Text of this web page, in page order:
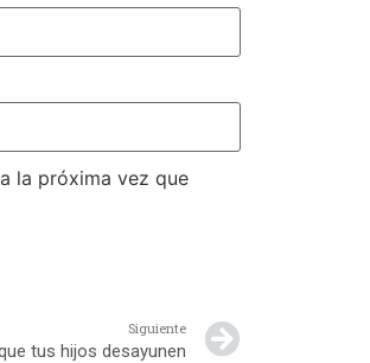
la próxima vez que
Siguiente
tus hijos desayunen